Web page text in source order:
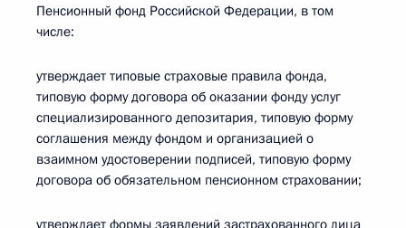
Пенсионный фонд Российской Федерации, в том
числе:
утверждает типовые страховые правила фонда,
типовую форму договора об оказании фонду услуг
специализированного депозитария, типовую форму
соглашения между фондом и организацией о
взаимном удостоверении подписей, типовую форму
договора об обязательном пенсионном страховании;
утверждает формы заявлений застрахованного лица